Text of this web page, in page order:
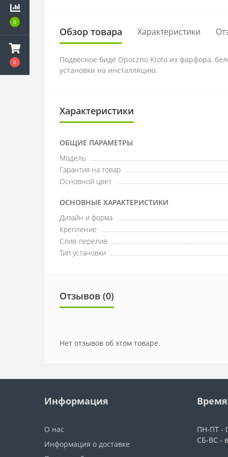
0
0
Обзор товара Характеристики
Подвесное биде Opoczno Kioto из фарфора,
установки на инсталляцию.
Характеристики
ОБЩИЕ ПАРАМЕТРЫ
Модель
Гарантия на товар
Основной цвет
ОСНОВНЫЕ ХАРАКТЕРИСТИКИ
Дизайн и форма
Крепление
Слив-перелив
Тип установки
Отзывов (0)
Нет отзывов об этом товаре.
Информация
О нас
Информация о доставке
ПН-ПТ -
СБ-ВС -